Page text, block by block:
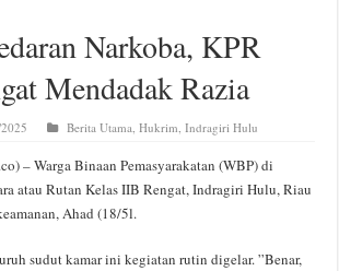
Narkoba, KPR
Mendadak Razia
Berita Utama ,Hukrim ,Indragiri Hulu
– Warga Binaan Pemasyarakatan (WBP) di
atau Rutan Kelas IIB Rengat, Indragiri Hulu, Riau
Ahad (18/5l.
sudut kamar ini kegiatan rutin digelar. ”Benar,